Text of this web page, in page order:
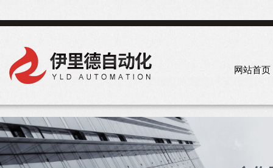
网站首页